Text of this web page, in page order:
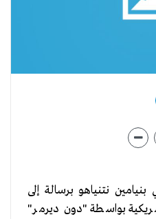
بنيامين نتنياهو برسالة إلى
بواسطة "دون ديرمر"